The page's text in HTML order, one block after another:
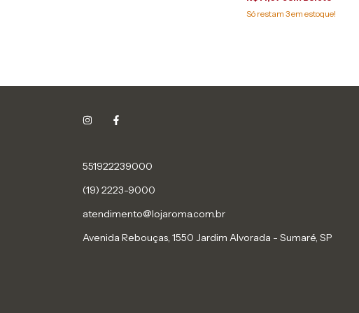
Só restam3em estoque!
551922239000
(19) 2223-9000
atendimento@lojaroma.com.br
Avenida Rebouças, 1550 Jardim Alvorada - Sumaré, SP